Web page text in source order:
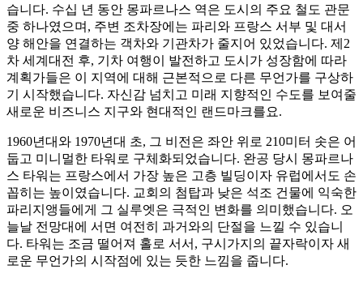
습니다. 수십 년 동안 몽파르나스 역은 도시의 주요 철도 관문
중 하나였으며, 주변 조차장에는 파리와 프랑스 서부 및 대서
양 해안을 연결하는 객차와 기관차가 줄지어 있었습니다. 제2
차 세계대전 후, 기차 여행이 발전하고 도시가 성장함에 따라
계획가들은 이 지역에 대해 근본적으로 다른 무언가를 구상하
기 시작했습니다. 자신감 넘치고 미래 지향적인 수도를 보여줄
새로운 비즈니스 지구와 현대적인 랜드마크를요.
1960년대와 1970년대 초, 그 비전은 좌안 위로 210미터 솟은 어
둡고 미니멀한 타워로 구체화되었습니다. 완공 당시 몽파르나
스 타워는 프랑스에서 가장 높은 고층 빌딩이자 유럽에서도 손
꼽히는 높이였습니다. 교회의 첨탑과 낮은 석조 건물에 익숙한
파리지앵들에게 그 실루엣은 극적인 변화를 의미했습니다. 오
늘날 전망대에 서면 여전히 과거와의 단절을 느낄 수 있습니
다. 타워는 조금 떨어져 홀로 서서, 구시가지의 끝자락이자 새
로운 무언가의 시작점에 있는 듯한 느낌을 줍니다.